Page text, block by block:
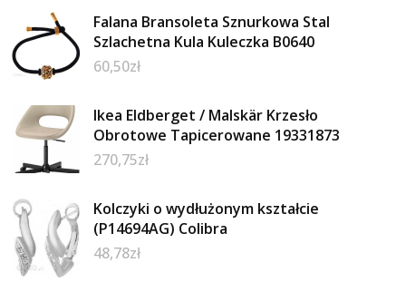
Falana Bransoleta Sznurkowa Stal
Szlachetna Kula Kuleczka B0640
60,50zł
Ikea Eldberget / Malskär Krzesło
Obrotowe Tapicerowane 19331873
270,75zł
Kolczyki o wydłużonym kształcie
(P14694AG) Colibra
48,78zł